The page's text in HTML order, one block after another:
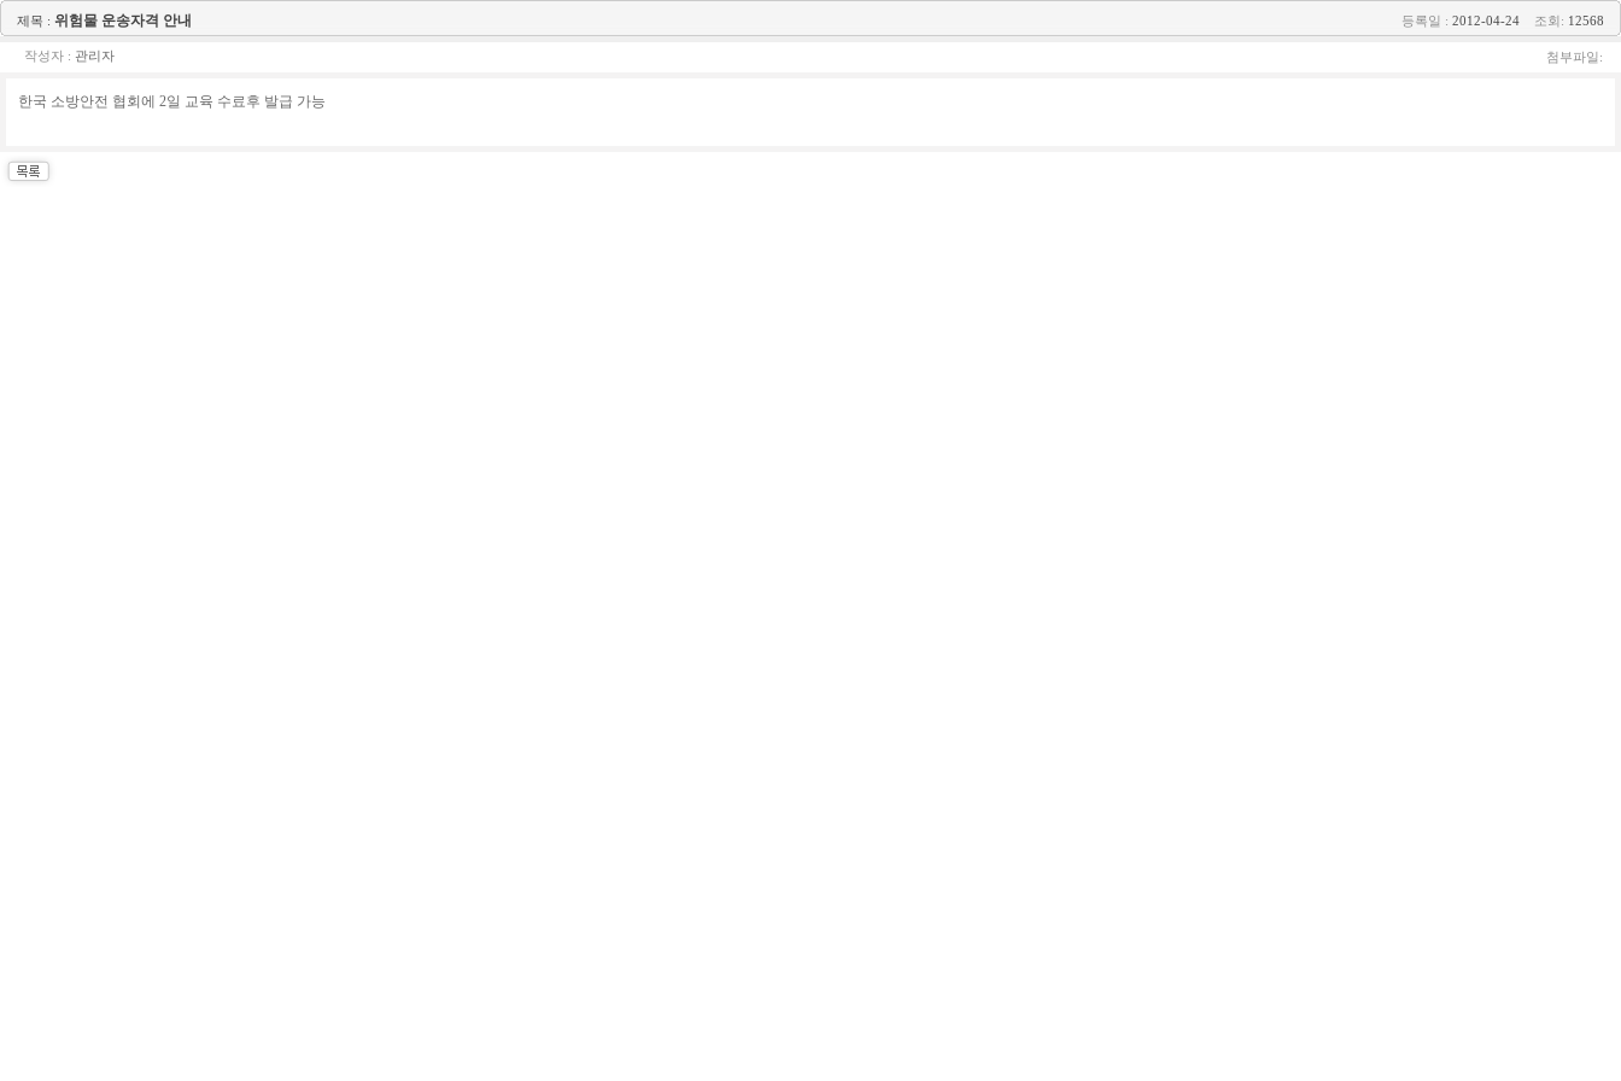
제목 : 위험물 운송자격 안내 등록일 : 2012-04-24 조회: 12568
작성자 : 관리자 첨부파일:
한국 소방안전 협회에 2일 교육 수료후 발급 가능